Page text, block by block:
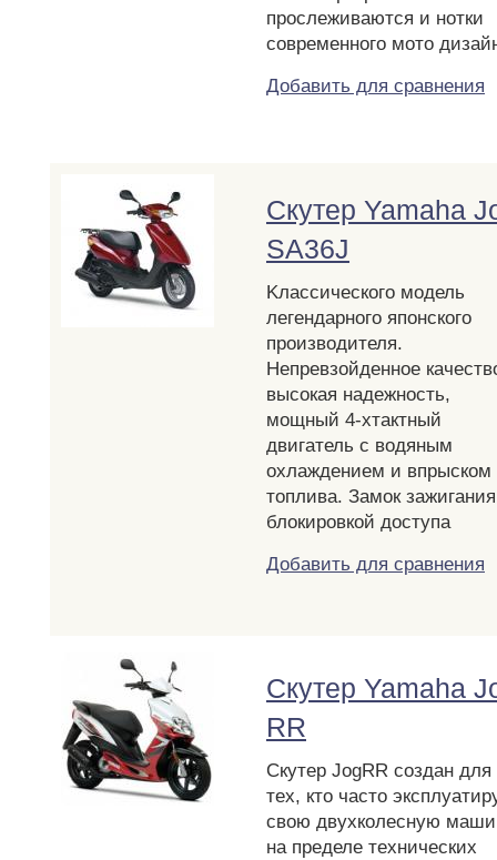
прослеживаются и нотки
современного мото
Добавить для сравнения
Скутер Yamaha
SA36J
Kлассического модель
легендарного японского
производителя.
Непревзойденное
высокая надежность,
мощный 4-хтактный
двигатель с водяным
охлаждением и впрыском
топлива. Замок
блокировкой доступа
Добавить для сравнения
Скутер Yamaha
RR
Скутер JogRR создан для
тех, кто часто
свою двухколесную
на пределе технических